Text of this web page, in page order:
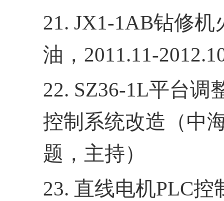
21. JX1-1AB钻修机
油， 2011.11-
22. SZ36-1L平台调
控制系统改造（中
题，主持）
23. 直线电机PLC控